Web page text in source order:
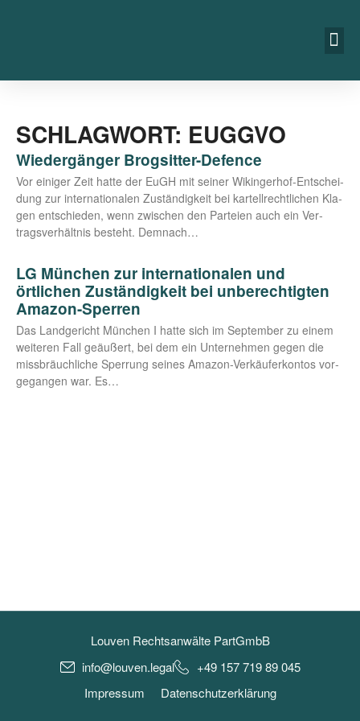
SCHLAGWORT: EUGGVO
Wiedergänger Brogsitter-Defence
Vor eini­ger Zeit hat­te der EuGH mit sei­ner Wikin­­ger­hof-Ent­­schei­­
dung zur inter­na­tio­na­len Zustän­dig­keit bei kar­tell­recht­li­chen Kla­
gen ent­schie­den, wenn zwi­schen den Par­tei­en auch ein Ver­
trags­ver­hält­nis besteht. Demnach…
LG München zur internationalen und
örtlichen Zuständigkeit bei unberechtigten
Amazon-Sperren
Das Land­ge­richt Mün­chen I hat­te sich im Sep­tem­ber zu einem
wei­te­ren Fall geäu­ßert, bei dem ein Unter­neh­men gegen die
miss­bräuch­li­che Sper­rung sei­nes Ama­­zon-Ver­­­käu­­fer­­kon­­­tos vor­
ge­gan­gen war. Es…
Louven Rechtsanwälte PartGmbB
info@louven.legal
+49 157 719 89 045
Impressum
Datenschutzerklärung